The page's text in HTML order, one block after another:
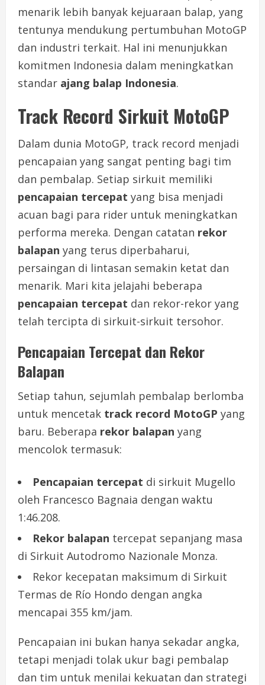
menarik lebih banyak kejuaraan balap, yang
tentunya mendukung pertumbuhan MotoGP
dan industri terkait. Hal ini menunjukkan
komitmen Indonesia dalam meningkatkan
standar ajang balap Indonesia.
Track Record Sirkuit MotoGP
Dalam dunia MotoGP, track record menjadi
pencapaian yang sangat penting bagi tim
dan pembalap. Setiap sirkuit memiliki
pencapaian tercepat yang bisa menjadi
acuan bagi para rider untuk meningkatkan
performa mereka. Dengan catatan rekor
balapan yang terus diperbaharui,
persaingan di lintasan semakin ketat dan
menarik. Mari kita jelajahi beberapa
pencapaian tercepat dan rekor-rekor yang
telah tercipta di sirkuit-sirkuit tersohor.
Pencapaian Tercepat dan Rekor
Balapan
Setiap tahun, sejumlah pembalap berlomba
untuk mencetak track record MotoGP yang
baru. Beberapa rekor balapan yang
mencolok termasuk:
Pencapaian tercepat di sirkuit Mugello
oleh Francesco Bagnaia dengan waktu
1:46.208.
Rekor balapan tercepat sepanjang masa
di Sirkuit Autodromo Nazionale Monza.
Rekor kecepatan maksimum di Sirkuit
Termas de Río Hondo dengan angka
mencapai 355 km/jam.
Pencapaian ini bukan hanya sekadar angka,
tetapi menjadi tolak ukur bagi pembalap
dan tim untuk menilai kekuatan dan strategi